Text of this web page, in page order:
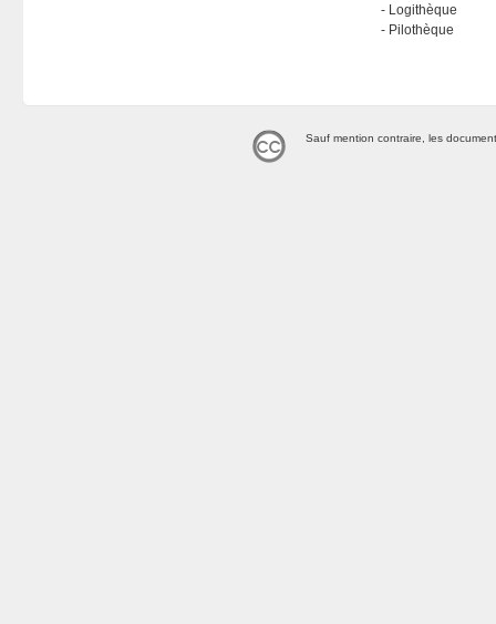
Logithèque
Pilothèque
Sauf mention contraire, les